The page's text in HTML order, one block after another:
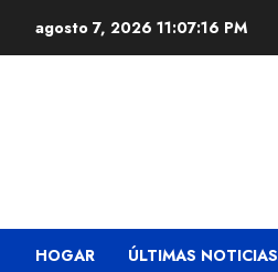
agosto 7, 2026 11:07:17 PM
HOGAR ÚLTIMAS NOTICIAS